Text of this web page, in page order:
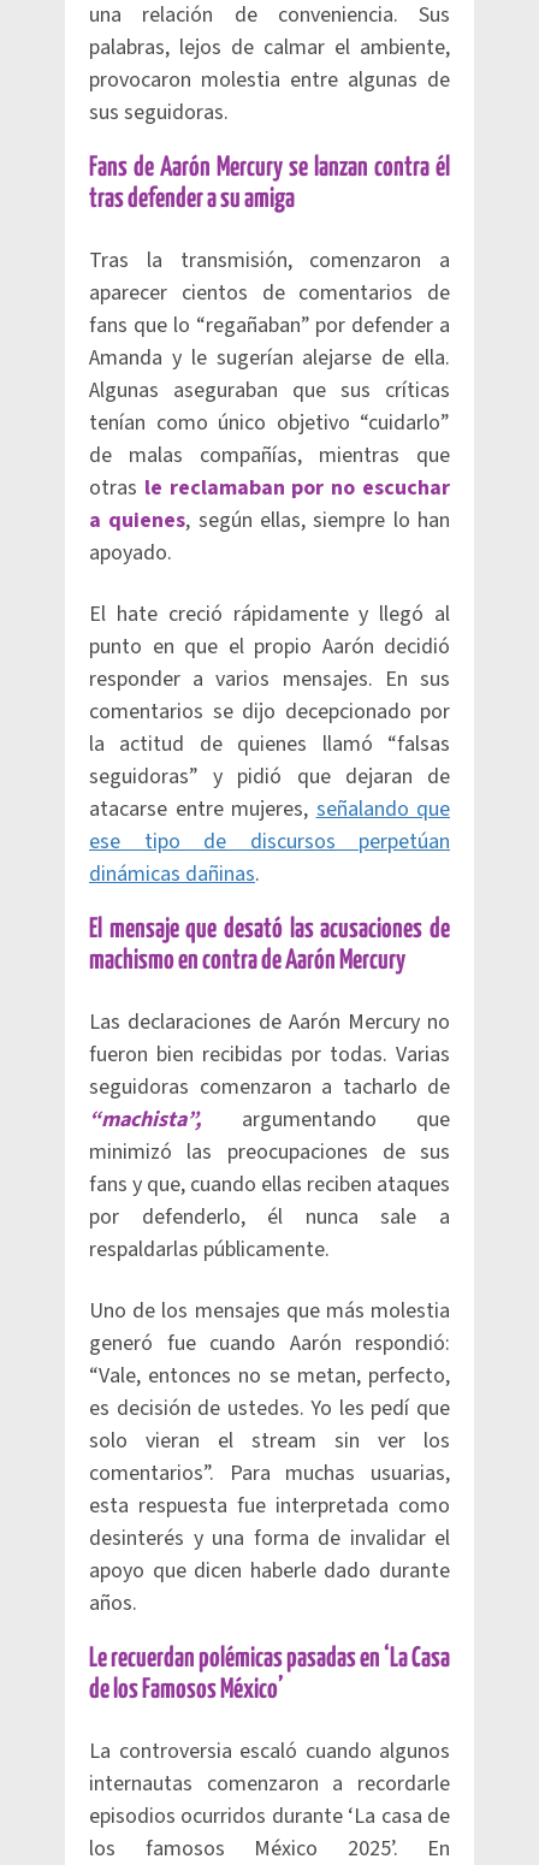
una relación de conveniencia. Sus
palabras, lejos de calmar el ambiente,
provocaron molestia entre algunas de
sus seguidoras.
Fans de Aarón Mercury se lanzan contra él
tras defender a su amiga
Tras la transmisión, comenzaron a
aparecer cientos de comentarios de
fans que lo “regañaban” por defender a
Amanda y le sugerían alejarse de ella.
Algunas aseguraban que sus críticas
tenían como único objetivo “cuidarlo”
de malas compañías, mientras que
otras le reclamaban por no escuchar
a quienes, según ellas, siempre lo han
apoyado.
El hate creció rápidamente y llegó al
punto en que el propio Aarón decidió
responder a varios mensajes. En sus
comentarios se dijo decepcionado por
la actitud de quienes llamó “falsas
seguidoras” y pidió que dejaran de
atacarse entre mujeres,señalando que
ese tipo de discursos perpetúan
dinámicas dañinas.
El mensaje que desató las acusaciones de
machismo en contra de Aarón Mercury
Las declaraciones de Aarón Mercury no
fueron bien recibidas por todas. Varias
seguidoras comenzaron a tacharlo de
“machista”, argumentando que
minimizó las preocupaciones de sus
fans y que, cuando ellas reciben ataques
por defenderlo, él nunca sale a
respaldarlas públicamente.
Uno de los mensajes que más molestia
generó fue cuando Aarón respondió:
“Vale, entonces no se metan, perfecto,
es decisión de ustedes. Yo les pedí que
solo vieran el stream sin ver los
comentarios”. Para muchas usuarias,
esta respuesta fue interpretada como
desinterés y una forma de invalidar el
apoyo que dicen haberle dado durante
años.
Le recuerdan polémicas pasadas en ‘La Casa
de los Famosos México’
La controversia escaló cuando algunos
internautas comenzaron a recordarle
episodios ocurridos durante ‘La casa de
los famosos México 2025’. En